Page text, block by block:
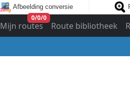
Afbeelding conversie
Mijn routes
0/0/0
Route bibliotheek